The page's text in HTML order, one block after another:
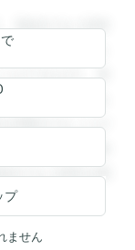
登録すると回答
を閲覧すること
ができます。登
録すると回答を
閲覧することが
できます。登録
すると回答を閲
プ
ません